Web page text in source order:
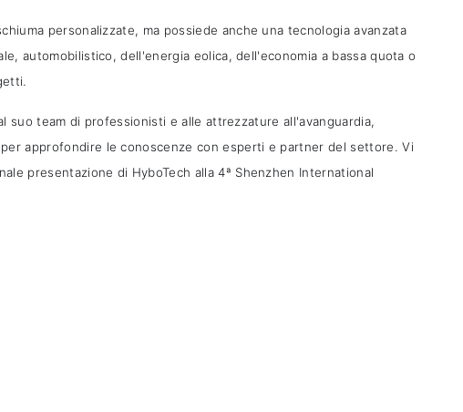
personalizzate, ma possiede anche una tecnologia avanzata
automobilistico, dell'energia eolica, dell'economia a bassa quota o
suo team di professionisti e alle attrezzature all'avanguardia,
approfondire le conoscenze con esperti e partner del settore. Vi
presentazione di HyboTech alla 4ª Shenzhen International